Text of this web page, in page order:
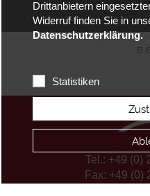
Tel.: +49 (0)
Fax: +49 (0)
Drittanbietern
Widerruf finden Sie in
Datenschutzerklärung.
Statistiken